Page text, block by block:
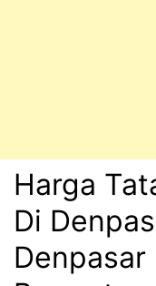
Harga
Di
Denpasar